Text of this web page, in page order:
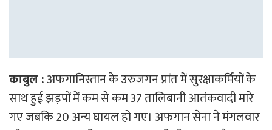
काबुल :अफगानिस्तान के उरुजगन प्रांत में सुरक्षाकर्मियों के
साथ हुई झड़पों में कम से कम 37 तालिबानी आतंकवादी मारे
गए जबकि 20 अन्य घायल हो गए। अफगान सेना ने मंगलवार